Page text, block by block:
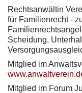
Rechtsanwältin
für Familienrecht -
Scheidung,
Mitglied im
Mitglied im Forum